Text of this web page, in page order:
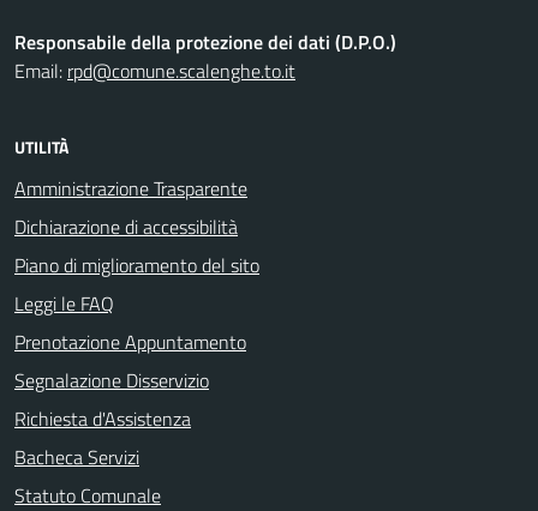
Responsabile della protezione dei dati (D.P.O.)
Email: rpd@comune.scalenghe.to.it
UTILITÀ
Amministrazione Trasparente
Dichiarazione di accessibilità
Piano di miglioramento del sito
Leggi le FAQ
Prenotazione Appuntamento
Segnalazione Disservizio
Richiesta d'Assistenza
Bacheca Servizi
Statuto Comunale